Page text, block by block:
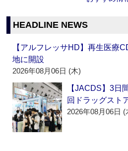
HEADLINE NEWS
【アルフレッサHD】再生医療
地に開設
2026年08月06日 (木)
【JACDS】3日
回ドラッグスト
2026年08月06日 (